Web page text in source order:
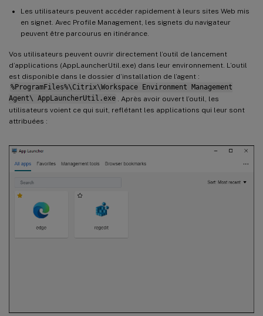
Les utilisateurs peuvent accéder rapidement à leurs sites Web mis
en signet. Avec Profile Management, les signets du navigateur
peuvent être parcourus en itinérance.
Vos utilisateurs peuvent ouvrir directement l’outil de lancement
d’applications (AppLauncherUtil.exe) dans leur environnement. L’outil
est disponible dans le dossier d’installation de l’agent :
%ProgramFiles%\Citrix\Workspace Environment Management
Agent\ AppLauncherUtil.exe
. Après avoir ouvert l’outil, les
utilisateurs voient ce qui suit, reflétant les applications qui leur sont
attribuées :